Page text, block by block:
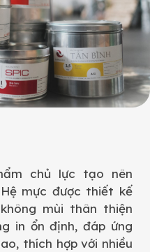
chủ lực tạo nên
Hệ mực được thiết kế
mùi thân thiện
in ổn định, đáp ứng
thích hợp với nhiều